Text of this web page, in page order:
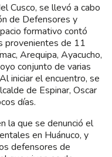
Cusco, se llevó a cabo
de Defensores y
formativo contó
provenientes de 11
Arequipa, Ayacucho,
conjunto de varias
iniciar el encuentro, se
de Espinar, Oscar
días.
la que se denunció el
en Huánuco, y
defensores de